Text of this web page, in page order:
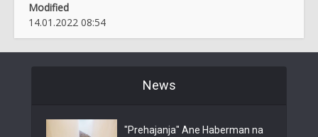
Modified
14.01.2022 08:54
News
"Prehajanja" Ane Haberman na